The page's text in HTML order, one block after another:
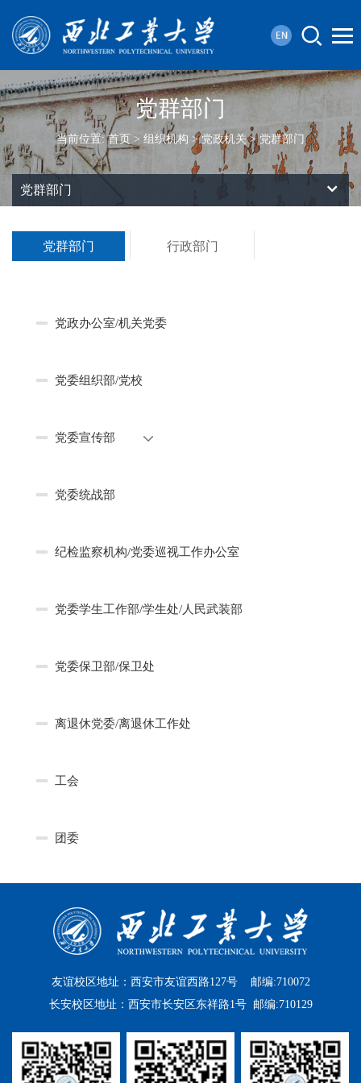
党群部门
当前位置:首页 >组织机构 >党政机关> 党群部门
党群部门
党群部门 行政部门
党政办公室/机关党委
党委组织部/党校
党委宣传部
党委统战部
纪检监察机构/党委巡视工作办公室
党委学生工作部/学生处/人民武装部
党委保卫部/保卫处
离退休党委/离退休工作处
工会
团委
友谊校区地址：西安市友谊西路127号 邮编:710072
长安校区地址：西安市长安区东祥路1号 邮编:710129